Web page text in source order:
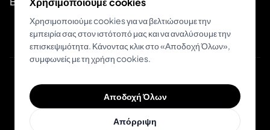
© 2026 Inkjin
Πολιτική ΑπορρήτουΌροι Χρήσης
Χρησιμοποιούμε cookies για να βελτιώσουμε την
εμπειρία σας στον ιστότοπό μας και να αναλύσουμε την
επισκεψιμότητα. Κάνοντας κλικ στο «Αποδοχή Όλων»,
συμφωνείς με τη χρήση cookies.
Αποδοχή Όλων
Απόρριψη